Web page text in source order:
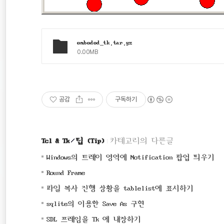
embeded_tk.tar.gz
0.00MB
공감 구독하기
Tcl & Tk 팁 (Tip) 카테고리의 다른글
Windows의 트레이 영역에 Notification 팝업 띄우기
Round Frame
파일 복사 진행 상황을 tablelist에 표시하기
sqlite의 이용한 Save As 구현
SDL 프레임을 Tk 에 내장하기